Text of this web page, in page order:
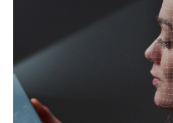
了解更多